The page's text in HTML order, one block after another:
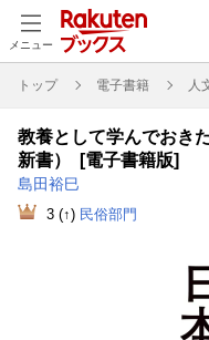
メニュー
トップ 電子書籍 人
教養として学んでおき
新書） [電子書籍版]
島田裕巳
3 (↑) 民俗部門